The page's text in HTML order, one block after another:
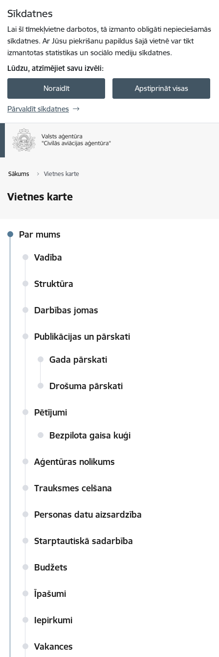
Sīkdatnes
Lai šī tīmekļvietne darbotos, tā izmanto obligāti nepieciešamās
sīkdatnes. Ar Jūsu piekrišanu papildus šajā vietnē var tikt
izmantotas statistikas un sociālo mediju sīkdatnes.
Lūdzu, atzīmējiet savu izvēli:
Noraidīt Apstiprināt visas
Pārvaldīt sīkdatnes
Sākums Vietnes karte
Vietnes karte
Par mums
Vadība
Struktūra
Darbības jomas
Publikācijas un pārskati
Gada pārskati
Drošuma pārskati
Pētījumi
Bezpilota gaisa kuģi
Aģentūras nolikums
Trauksmes celšana
Personas datu aizsardzība
Starptautiskā sadarbība
Budžets
Īpašumi
Iepirkumi
Vakances